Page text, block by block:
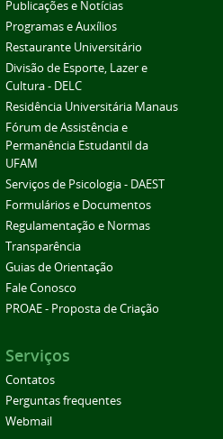
Publicações e Notícias
Programas e Auxílios
Restaurante Universitário
Divisão de Esporte, Lazer e
Cultura - DELC
Residência Universitária Manaus
Fórum de Assistência e
Permanência Estudantil da
UFAM
Serviços de Psicologia - DAEST
Formulários e Documentos
Regulamentação e Normas
Transparência
Guias de Orientação
Fale Conosco
PROAE - Proposta de Criação
Serviços
Contatos
Perguntas frequentes
Webmail